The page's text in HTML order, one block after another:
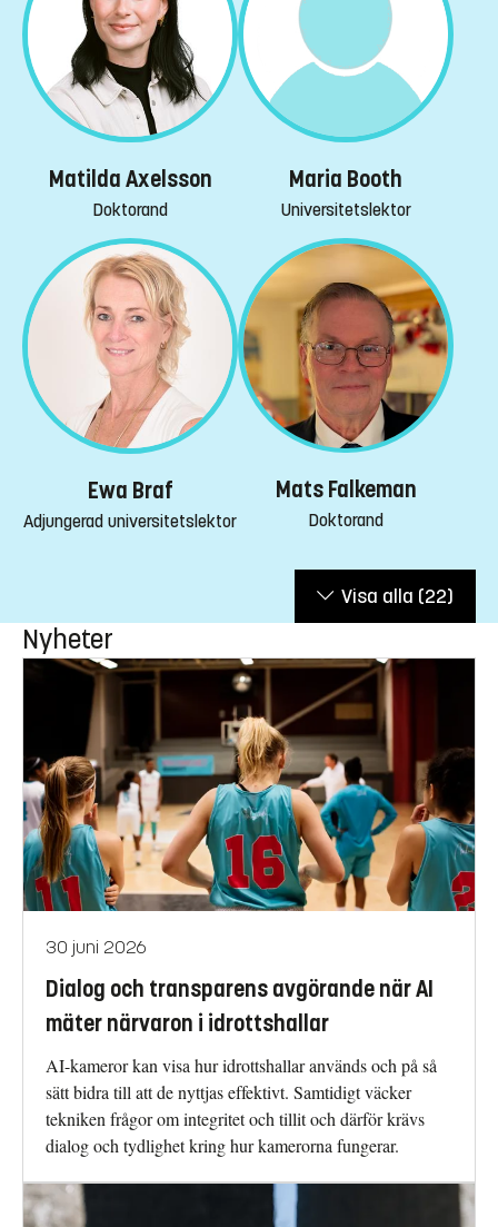
Matilda Axelsson
Doktorand
Maria Booth
Universitetslektor
Ewa Braf
Adjungerad universitetslektor
Mats Falkeman
Doktorand
Visa alla (22)
Nyheter
30 juni 2026
Dialog och transparens avgörande när AI
mäter närvaron i idrottshallar
AI-kameror kan visa hur idrottshallar används och på så
sätt bidra till att de nyttjas effektivt. Samtidigt väcker
tekniken frågor om integritet och tillit och därför krävs
dialog och tydlighet kring hur kamerorna fungerar.